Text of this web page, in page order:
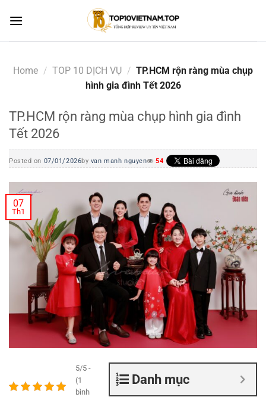
Home / TOP 10 DỊCH VỤ / TP.HCM rộn ràng mùa chụp
hình gia đình Tết 2026
TP.HCM rộn ràng mùa chụp hình gia đình
Tết 2026
Posted on 07/01/2026by van manh nguyen 54
07
Th1
Danh mục
5/5 -
(1
bình